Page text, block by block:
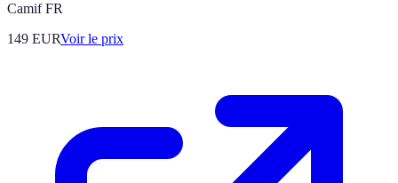
Camif FR
149 EURVoir le prix